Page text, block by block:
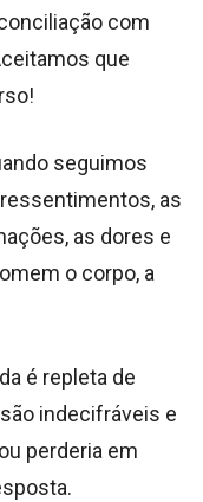
com
que
seguimos
as
as dores e
o corpo, a
é repleta de
indecifráveis e
perderia em